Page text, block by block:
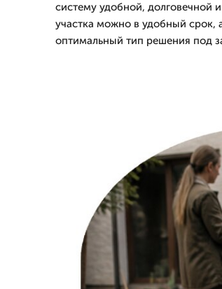
систему удобной, долговечной
участка можно в удобный срок,
оптимальный тип решения под